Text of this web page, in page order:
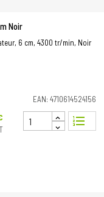
Noir
6 cm, 4300 tr/min, Noir
EAN: 4710614524156
format_list_numbered